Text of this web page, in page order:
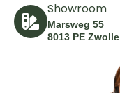
Showroom
Marsweg 55
8013 PE Zwolle